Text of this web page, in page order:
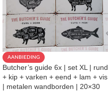
AANBIEDING
Butcher’s guide 6x | set XL | rund
+ kip + varken + eend + lam + vis
| metalen wandborden | 20×30